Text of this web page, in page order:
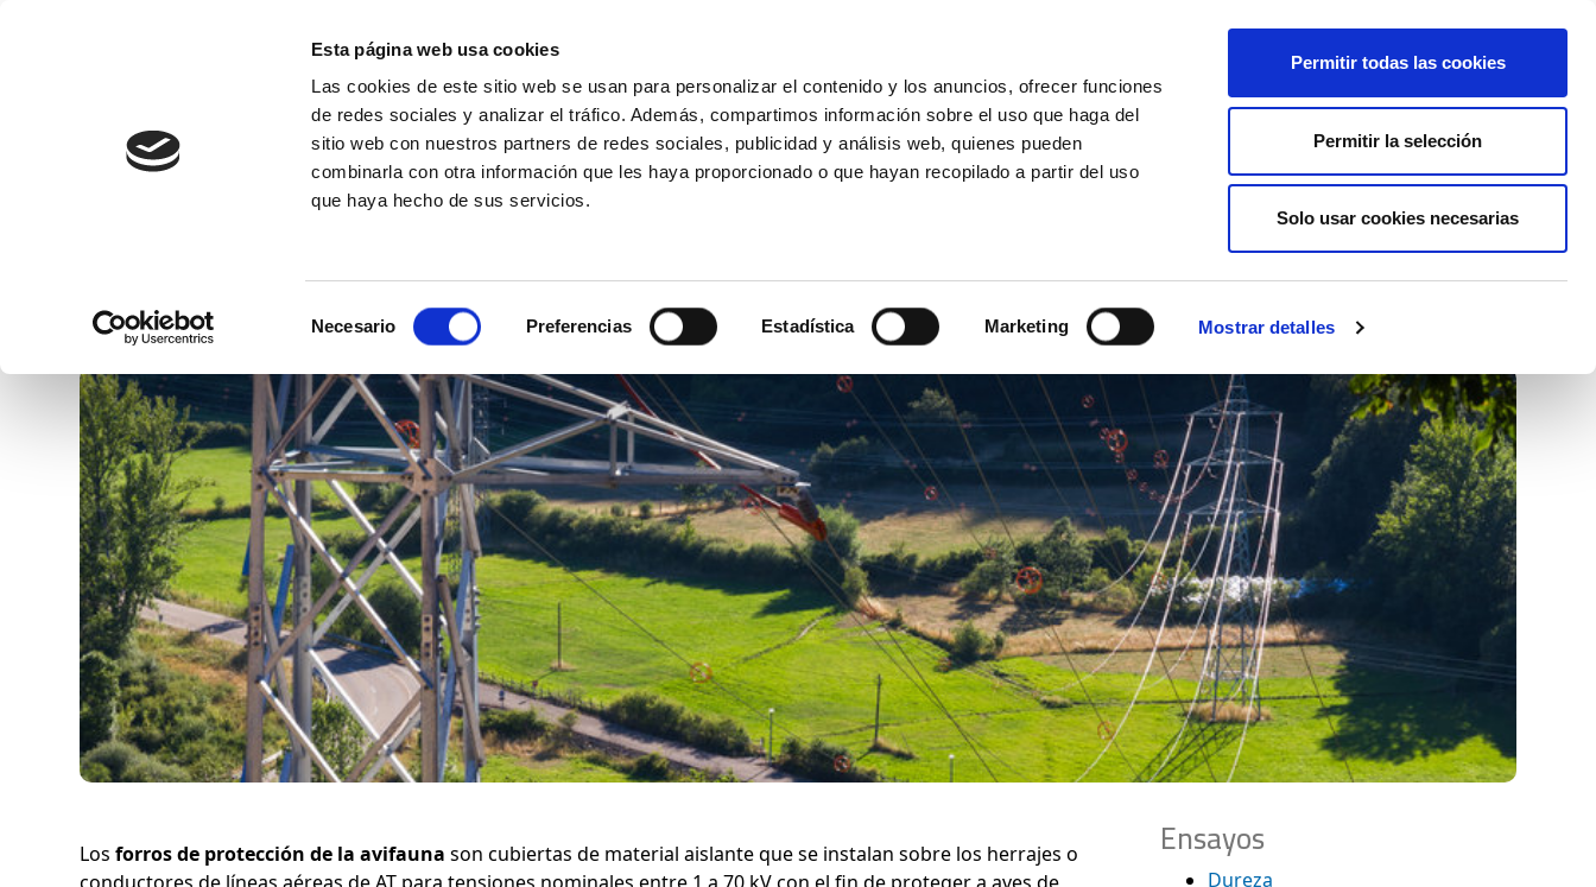
Esta página web usa cookies
Las cookies de este sitio web se usan para personalizar el contenido y los anuncios, ofrecer funciones
de redes sociales y analizar el tráfico. Además, compartimos información sobre el uso que haga del
sitio web con nuestros partners de redes sociales, publicidad y análisis web, quienes pueden
combinarla con otra información que les haya proporcionado o que hayan recopilado a partir del uso
que haya hecho de sus servicios.
Necesario Preferencias Estadística Marketing Mostrar detalles
Permitir todas las cookies
Permitir la selección
Solo usar cookies necesarias
+34 916169710 spanish
Introduce
tu
búsqueda
Botón
Conócenos Ensayos Actualidad
Forros de protección de la avifauna
Los forros de protección de la avifauna son cubiertas de material aislante que se instalan sobre los herrajes o
Ensayos
Dureza